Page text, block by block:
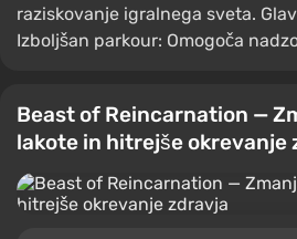
raziskovanje igralnega sveta.
Izboljšan parkour: Omogoča
Beast of Reincarnation —
lakote in hitrejše okrevanje